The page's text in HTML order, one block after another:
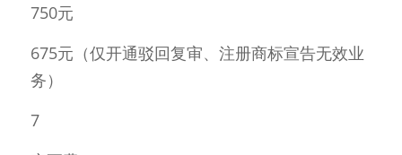
750元
675元（仅开通驳回复审、注册商标宣告无效业
务）
7